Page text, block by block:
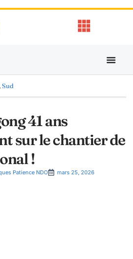
,Sud
41 ans
sur le chantier de
!
Patience NDO
mars 25, 2026